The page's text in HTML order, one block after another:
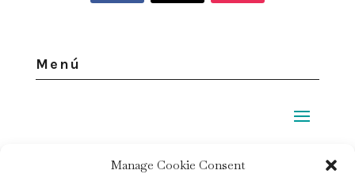
Manage Cookie Consent
Menú